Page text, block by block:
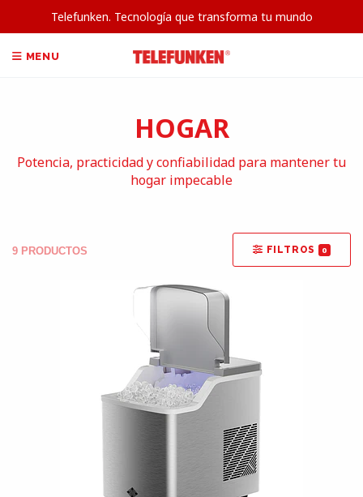
Telefunken. Tecnología que transforma tu mundo
MENU
HOGAR
Potencia, practicidad y confiabilidad para mantener tu
hogar impecable
9 PRODUCTOS FILTROS 0